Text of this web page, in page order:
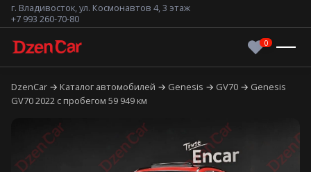
г. Владивосток, ул. Космонавтов 4, 3 этаж
+7 993 260-70-80
DzenCar Каталог автомобилей Genesis GV70
Genesis
GV70 2022 с пробегом 59 949 км